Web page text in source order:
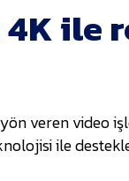
4K ile
veren video
ile